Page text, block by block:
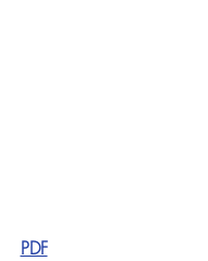
PDF